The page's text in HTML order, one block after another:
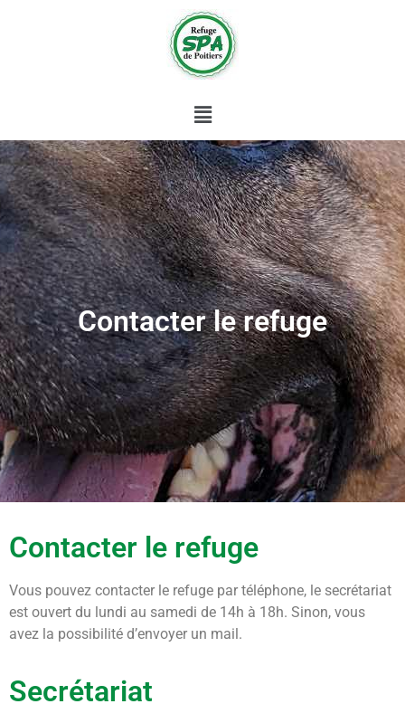
Contacter le refuge
Contacter le refuge
Vous pouvez contacter le refuge par téléphone, le secrétariat
est ouvert du lundi au samedi de 14h à 18h. Sinon, vous
avez la possibilité d’envoyer un mail.
Secrétariat